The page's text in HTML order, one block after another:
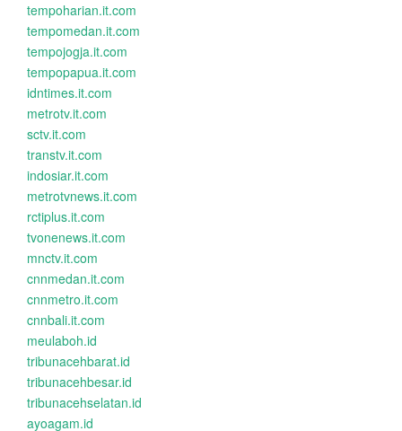
tempoharian.it.com
tempomedan.it.com
tempojogja.it.com
tempopapua.it.com
idntimes.it.com
metrotv.it.com
sctv.it.com
transtv.it.com
indosiar.it.com
metrotvnews.it.com
rctiplus.it.com
tvonenews.it.com
mnctv.it.com
cnnmedan.it.com
cnnmetro.it.com
cnnbali.it.com
meulaboh.id
tribunacehbarat.id
tribunacehbesar.id
tribunacehselatan.id
ayoagam.id